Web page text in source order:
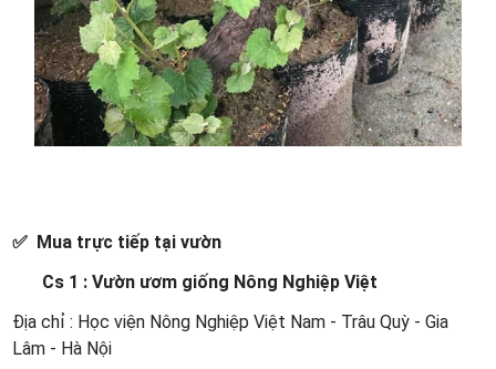
✅ Mua trực tiếp tại vườn
Cs 1 : Vườn ươm giống Nông Nghiệp Việt
Địa chỉ : Học viện Nông Nghiệp Việt Nam - Trâu Quỳ - Gia
Lâm - Hà Nội